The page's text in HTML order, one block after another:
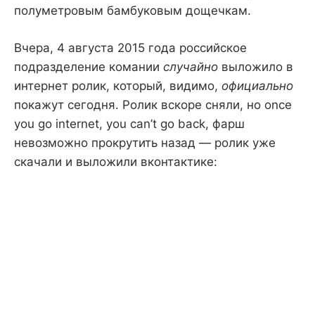
полуметровым бамбуковым дощечкам.
Вчера, 4 августа 2015 года российское
подразделение комании случайно выложило в
интернет ролик, который, видимо, официально
покажут сегодня. Ролик вскоре сняли, но once
you go internet, you can’t go back, фарш
невозможно прокрутить назад — ролик уже
скачали и выложили вконтактике: